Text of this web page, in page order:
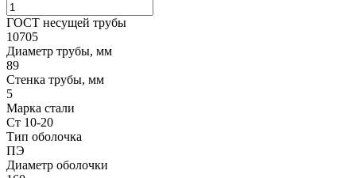
ГОСТ несущей трубы
10705
Диаметр трубы, мм
89
Стенка трубы, мм
5
Марка стали
Ст 10-20
Тип оболочка
ПЭ
Диаметр оболочки